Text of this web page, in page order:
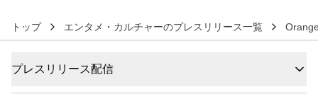
トップ エンタメ・カルチャーのプレスリリース一覧
プレスリリース配信